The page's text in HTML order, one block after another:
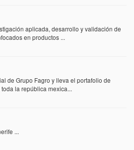
aplicada, desarrollo y validación de
en productos ...
de Grupo Fagro y lleva el portafolio de
la república mexica...
...